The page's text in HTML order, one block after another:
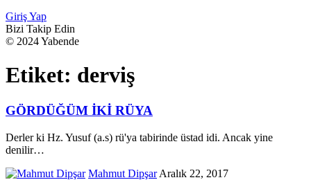
Giriş Yap
Bizi Takip Edin
© 2024 Yabende
Etiket: derviş
GÖRDÜĞÜM İKİ RÜYA
Derler ki Hz. Yusuf (a.s) rü'ya tabirinde üstad idi. Ancak yine
denilir…
Mahmut Dipşar Aralık 22, 2017